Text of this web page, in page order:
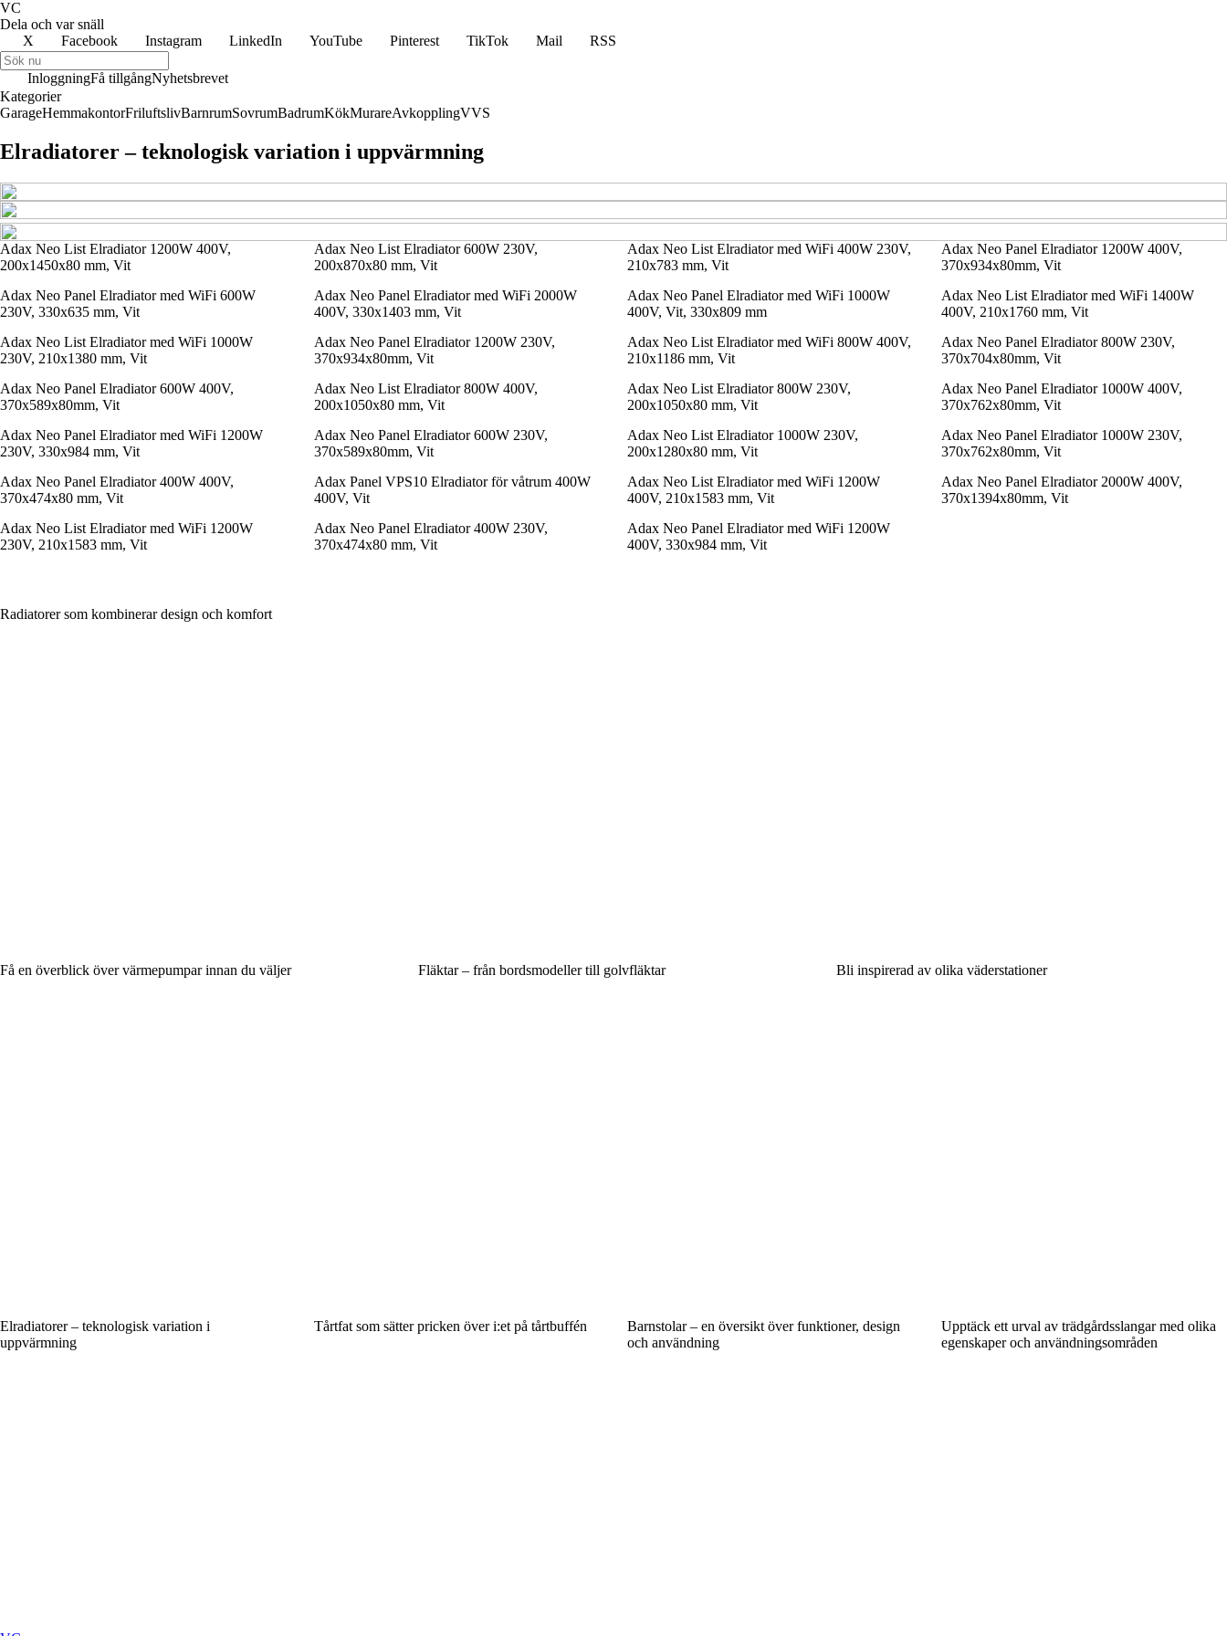
VC
Dela och var snäll
X
Facebook Instagram LinkedIn YouTube Pinterest TikTok Mail RSS
InloggningFå tillgångNyhetsbrevet
Kategorier
GarageHemmakontorFriluftslivBarnrumSovrumBadrumKökMurareAvkopplingVVS
Elradiatorer – teknologisk variation i uppvärmning
Adax Neo List Elradiator 1200W 400V,
200x1450x80 mm, Vit
Adax Neo List Elradiator 600W 230V,
200x870x80 mm, Vit
Adax Neo List Elradiator med WiFi 400W 230V,
210x783 mm, Vit
Adax Neo Panel Elradiator 1200W 400V,
370x934x80mm, Vit
Adax Neo Panel Elradiator med WiFi 600W
230V, 330x635 mm, Vit
Adax Neo Panel Elradiator med WiFi 2000W
400V, 330x1403 mm, Vit
Adax Neo Panel Elradiator med WiFi 1000W
400V, Vit, 330x809 mm
Adax Neo List Elradiator med WiFi 1400W
400V, 210x1760 mm, Vit
Adax Neo List Elradiator med WiFi 1000W
230V, 210x1380 mm, Vit
Adax Neo Panel Elradiator 1200W 230V,
370x934x80mm, Vit
Adax Neo List Elradiator med WiFi 800W 400V,
210x1186 mm, Vit
Adax Neo Panel Elradiator 800W 230V,
370x704x80mm, Vit
Adax Neo Panel Elradiator 600W 400V,
370x589x80mm, Vit
Adax Neo List Elradiator 800W 400V,
200x1050x80 mm, Vit
Adax Neo List Elradiator 800W 230V,
200x1050x80 mm, Vit
Adax Neo Panel Elradiator 1000W 400V,
370x762x80mm, Vit
Adax Neo Panel Elradiator med WiFi 1200W
230V, 330x984 mm, Vit
Adax Neo Panel Elradiator 600W 230V,
370x589x80mm, Vit
Adax Neo List Elradiator 1000W 230V,
200x1280x80 mm, Vit
Adax Neo Panel Elradiator 1000W 230V,
370x762x80mm, Vit
Adax Neo Panel Elradiator 400W 400V,
370x474x80 mm, Vit
Adax Panel VPS10 Elradiator för våtrum 400W
400V, Vit
Adax Neo List Elradiator med WiFi 1200W
400V, 210x1583 mm, Vit
Adax Neo Panel Elradiator 2000W 400V,
370x1394x80mm, Vit
Adax Neo List Elradiator med WiFi 1200W
230V, 210x1583 mm, Vit
Adax Neo Panel Elradiator 400W 230V,
370x474x80 mm, Vit
Adax Neo Panel Elradiator med WiFi 1200W
400V, 330x984 mm, Vit
Radiatorer som kombinerar design och komfort
Få en överblick över värmepumpar innan du väljer Fläktar – från bordsmodeller till golvfläktar Bli inspirerad av olika väderstationer
Elradiatorer – teknologisk variation i
uppvärmning
Tårtfat som sätter pricken över i:et på tårtbuffén
Barnstolar – en översikt över funktioner, design
och användning
Upptäck ett urval av trädgårdsslangar med olika
egenskaper och användningsområden